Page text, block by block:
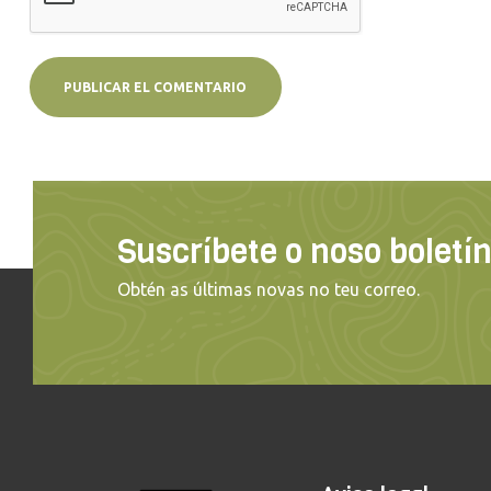
Suscríbete o noso boletín
Obtén as últimas novas no teu correo.